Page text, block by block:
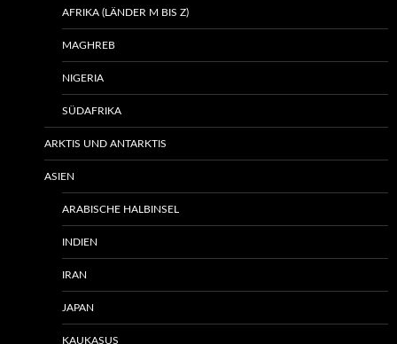
AFRIKA (LÄNDER M BIS Z)
MAGHREB
NIGERIA
SÜDAFRIKA
ARKTIS UND ANTARKTIS
ASIEN
ARABISCHE HALBINSEL
INDIEN
IRAN
JAPAN
KAUKASUS